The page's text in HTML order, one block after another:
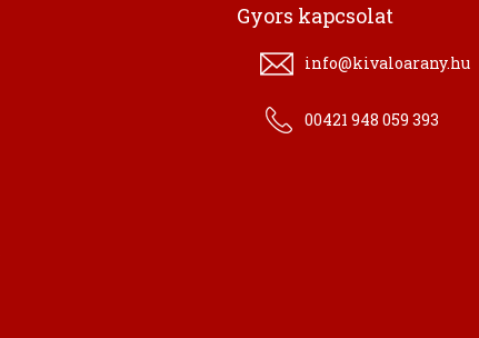
Gyors kapcsolat
info@kivaloarany.hu
00421 948 059 393